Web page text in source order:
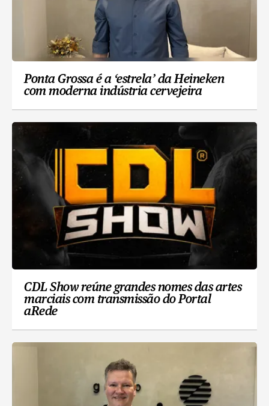
Ponta Grossa é a ‘estrela’ da Heineken
com moderna indústria cervejeira
CDL Show reúne grandes nomes das artes
marciais com transmissão do Portal
aRede